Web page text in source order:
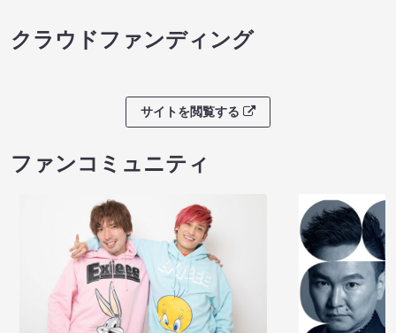
クラウドファンディング
サイトを閲覧する
ファンコミュニティ